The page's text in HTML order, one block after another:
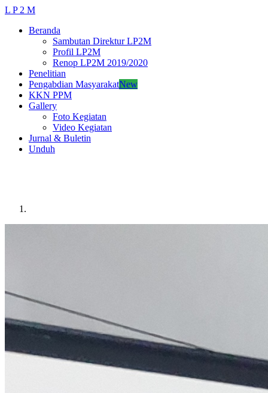
L P 2 M
Beranda
Sambutan Direktur LP2M
Profil LP2M
Renop LP2M 2019/2020
Penelitian
Pengabdian MasyarakatNew
KKN PPM
Gallery
Foto Kegiatan
Video Kegiatan
Jurnal & Buletin
Unduh